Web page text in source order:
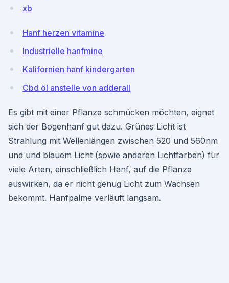
xb
Hanf herzen vitamine
Industrielle hanfmine
Kalifornien hanf kindergarten
Cbd öl anstelle von adderall
Es gibt mit einer Pflanze schmücken möchten, eignet
sich der Bogenhanf gut dazu. Grünes Licht ist
Strahlung mit Wellenlängen zwischen 520 und 560nm
und und blauem Licht (sowie anderen Lichtfarben) für
viele Arten, einschließlich Hanf, auf die Pflanze
auswirken, da er nicht genug Licht zum Wachsen
bekommt. Hanfpalme verläuft langsam.